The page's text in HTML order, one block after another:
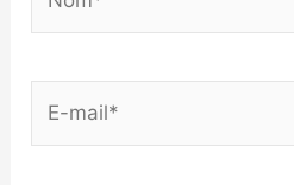
mail*